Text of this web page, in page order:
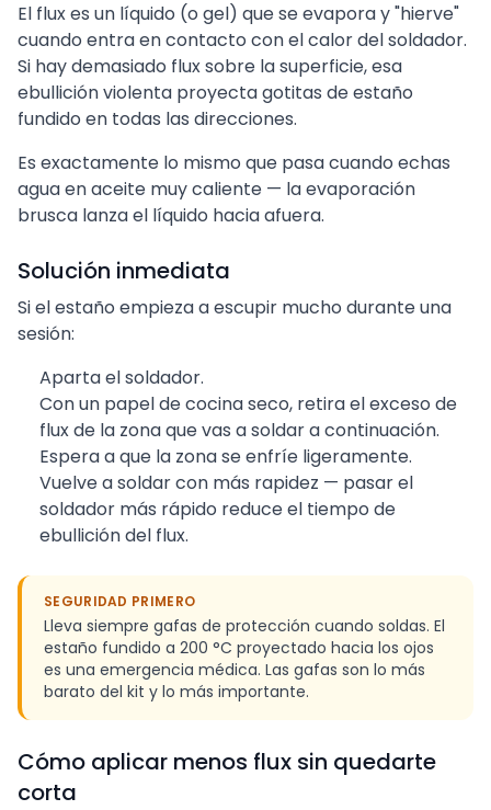
El flux es un líquido (o gel) que se evapora y "hierve"
cuando entra en contacto con el calor del soldador.
Si hay demasiado flux sobre la superficie, esa
ebullición violenta proyecta gotitas de estaño
fundido en todas las direcciones.
Es exactamente lo mismo que pasa cuando echas
agua en aceite muy caliente — la evaporación
brusca lanza el líquido hacia afuera.
Solución inmediata
Si el estaño empieza a escupir mucho durante una
sesión:
Aparta el soldador.
Con un papel de cocina seco, retira el exceso de
flux de la zona que vas a soldar a continuación.
Espera a que la zona se enfríe ligeramente.
Vuelve a soldar con más rapidez — pasar el
soldador más rápido reduce el tiempo de
ebullición del flux.
SEGURIDAD PRIMERO
Lleva siempre gafas de protección cuando soldas. El
estaño fundido a 200 °C proyectado hacia los ojos
es una emergencia médica. Las gafas son lo más
barato del kit y lo más importante.
Cómo aplicar menos flux sin quedarte
corta